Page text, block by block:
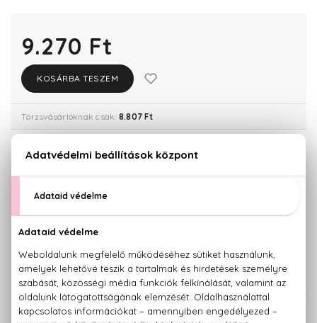
9.270 Ft
KOSÁRBA TESZEM
Törzsvásárlóknak csak: 8.807 Ft
KISZERELÉS KIVÁLASZTÁSA
30 ml
50 ml
14.700 Ft
KAPCSOLÓDÓ TERMÉKEK